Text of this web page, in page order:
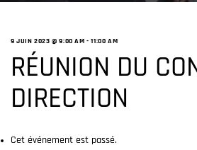
9 JUIN 2023 @ 9:00 AM -11:00 AM
RÉUNION DU
DIRECTION
Cet événement est passé.